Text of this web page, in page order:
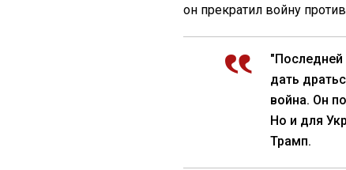
он прекратил войну
"Последней
дать
война. Он
Но и для
Трамп.